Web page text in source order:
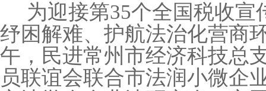
为迎接第35个全国税收宣
纾困解难、护航法治化营商
午，民进常州市经济科技总
员联谊会联合市法润小微企